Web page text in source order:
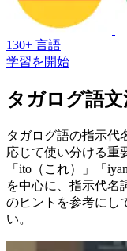
130+ 言語
学習を開始
タガログ語
タガログ語の指示代
応じて使い分ける重
「ito（これ）」「
を中心に、指示代名
のヒントを参考にし
い。